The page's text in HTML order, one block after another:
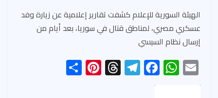
ail
at
s
A
p
p
e
b
o
ok
gr
a
m
ea
ds
er
es
t
ar
e
الهيئة السورية للإعلام كشفت تقارير إعلامية عن زيارة وفد
عسكري مصري، لمناطق قتال في سوريا، بعد أيام من
إرسال نظام السيسي
E
m
W
h
F
ac
Te
le
T
hr
Pi
nt
S
h